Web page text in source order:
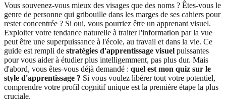
Vous souvenez-vous mieux des visages que des noms ? Êtes-vous le
genre de personne qui gribouille dans les marges de ses cahiers pour
rester concentrée ? Si oui, vous pourriez être un apprenant visuel.
Exploiter votre tendance naturelle à traiter l'information par la vue
peut être une superpuissance à l'école, au travail et dans la vie. Ce
guide est rempli de stratégies d'apprentissage visuel puissantes
pour vous aider à étudier plus intelligemment, pas plus dur. Mais
d'abord, vous êtes-vous déjà demandé : quel est mon quiz sur le
style d'apprentissage ? Si vous voulez libérer tout votre potentiel,
comprendre votre profil cognitif unique est la première étape la plus
cruciale.